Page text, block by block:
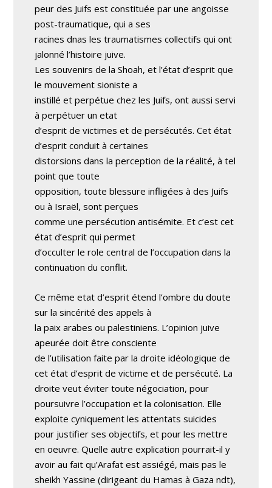
peur des Juifs est constituée par une angoisse
post-traumatique, qui a ses
racines dnas les traumatismes collectifs qui ont
jalonné l’histoire juive.
Les souvenirs de la Shoah, et l’état d’esprit que
le mouvement sioniste a
instillé et perpétue chez les Juifs, ont aussi servi
à perpétuer un etat
d’esprit de victimes et de persécutés. Cet état
d’esprit conduit à certaines
distorsions dans la perception de la réalité, à tel
point que toute
opposition, toute blessure infligées à des Juifs
ou à Israël, sont perçues
comme une persécution antisémite. Et c’est cet
état d’esprit qui permet
d’occulter le role central de l’occupation dans la
continuation du conflit.
Ce même etat d’esprit étend l’ombre du doute
sur la sincérité des appels à
la paix arabes ou palestiniens. L’opinion juive
apeurée doit être consciente
de l’utilisation faite par la droite idéologique de
cet état d’esprit de victime et de persécuté. La
droite veut éviter toute négociation, pour
poursuivre l’occupation et la colonisation. Elle
exploite cyniquement les attentats suicides
pour justifier ses objectifs, et pour les mettre
en oeuvre. Quelle autre explication pourrait-il y
avoir au fait qu’Arafat est assiégé, mais pas le
sheikh Yassine (dirigeant du Hamas à Gaza ndt),